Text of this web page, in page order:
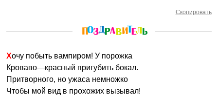
Скопировать
Хочу побыть вампиром! У порожка
Кроваво—красный пригубить бокал.
Притворного, но ужаса немножко
Чтобы мой вид в прохожих вызывал!